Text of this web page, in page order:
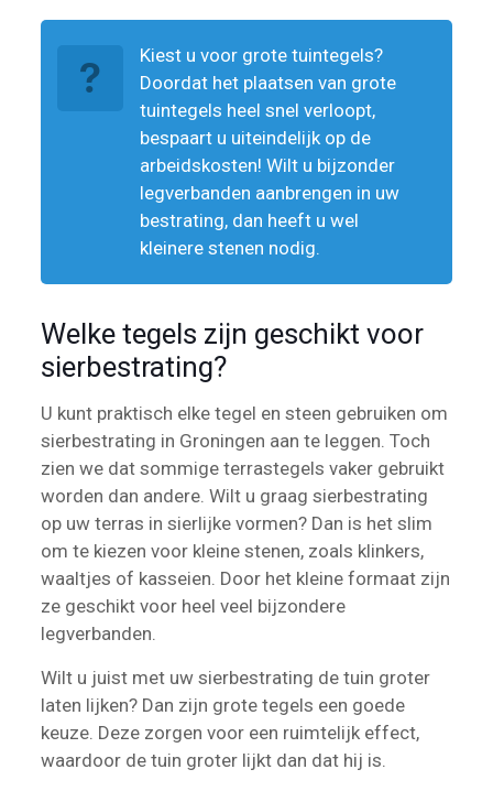
Kiest u voor grote tuintegels?
Doordat het plaatsen van grote
tuintegels heel snel verloopt,
bespaart u uiteindelijk op de
arbeidskosten! Wilt u bijzonder
legverbanden aanbrengen in uw
bestrating, dan heeft u wel
kleinere stenen nodig.
Welke tegels zijn geschikt voor
sierbestrating?
U kunt praktisch elke tegel en steen gebruiken om
sierbestrating in Groningen aan te leggen. Toch
zien we dat sommige terrastegels vaker gebruikt
worden dan andere. Wilt u graag sierbestrating
op uw terras in sierlijke vormen? Dan is het slim
om te kiezen voor kleine stenen, zoals klinkers,
waaltjes of kasseien. Door het kleine formaat zijn
ze geschikt voor heel veel bijzondere
legverbanden.
Wilt u juist met uw sierbestrating de tuin groter
laten lijken? Dan zijn grote tegels een goede
keuze. Deze zorgen voor een ruimtelijk effect,
waardoor de tuin groter lijkt dan dat hij is.